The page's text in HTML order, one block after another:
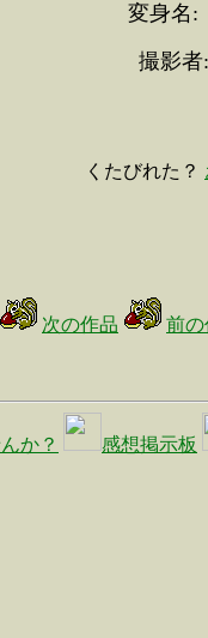
変身名:
撮影
くたびれた？
次の作品 前の
か？ 感想掲示板